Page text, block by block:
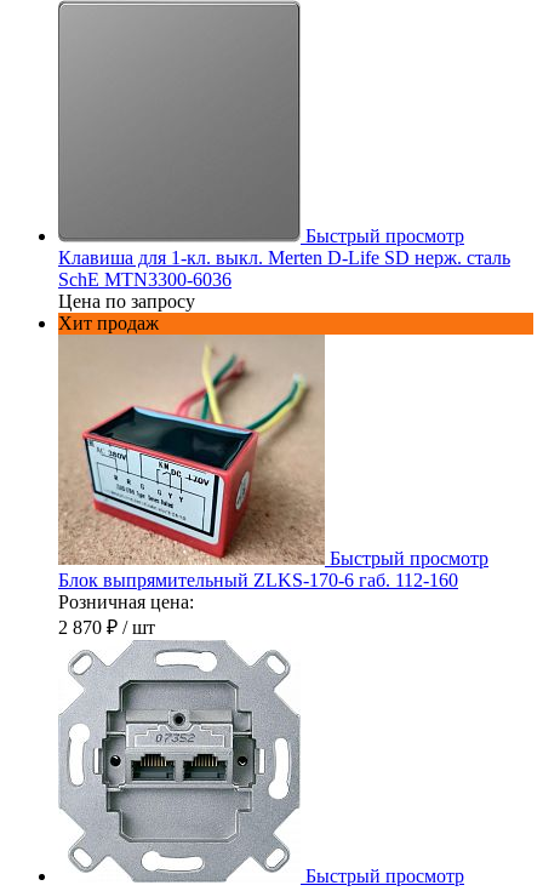
Быстрый просмотр
Клавиша для 1-кл. выкл. Merten D-Life SD нерж. сталь
SchE MTN3300-6036
Цена по запросу
Хит продаж
Быстрый просмотр
Блок выпрямительный ZLKS-170-6 габ. 112-160
Розничная цена:
2 870 ₽ / шт
Быстрый просмотр